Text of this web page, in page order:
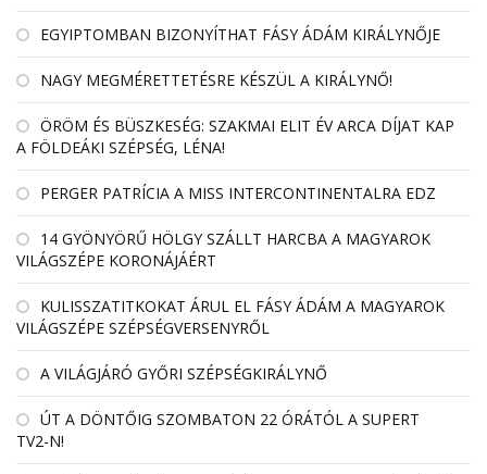
EGYIPTOMBAN BIZONYÍTHAT FÁSY ÁDÁM KIRÁLYNŐJE
NAGY MEGMÉRETTETÉSRE KÉSZÜL A KIRÁLYNŐ!
ÖRÖM ÉS BÜSZKESÉG: SZAKMAI ELIT ÉV ARCA DÍJAT KAP
A FÖLDEÁKI SZÉPSÉG, LÉNA!
PERGER PATRÍCIA A MISS INTERCONTINENTALRA EDZ
14 GYÖNYÖRŰ HÖLGY SZÁLLT HARCBA A MAGYAROK
VILÁGSZÉPE KORONÁJÁÉRT
KULISSZATITKOKAT ÁRUL EL FÁSY ÁDÁM A MAGYAROK
VILÁGSZÉPE SZÉPSÉGVERSENYRŐL
A VILÁGJÁRÓ GYŐRI SZÉPSÉGKIRÁLYNŐ
ÚT A DÖNTŐIG SZOMBATON 22 ÓRÁTÓL A SUPERT
TV2-N!